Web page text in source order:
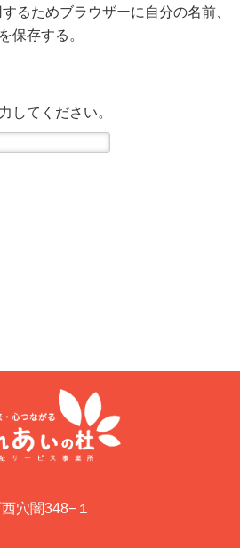
るためブラウザーに自分の名前、
保存する。
してください。
穴闇348−１